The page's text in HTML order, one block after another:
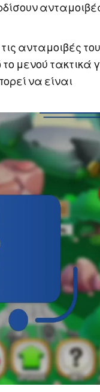
ανταμοιβές
μενού τακτικά
να είναι